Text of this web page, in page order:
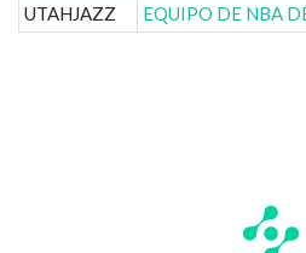
UTAHJAZZ
EQUIPO DE NBA